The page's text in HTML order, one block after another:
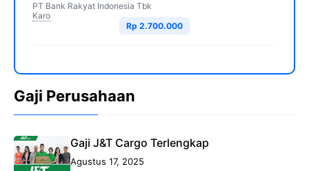
PT Bank Rakyat Indonesia Tbk
Karo
Rp 2.700.000
Gaji Perusahaan
Gaji J&T Cargo Terlengkap
Agustus 17, 2025